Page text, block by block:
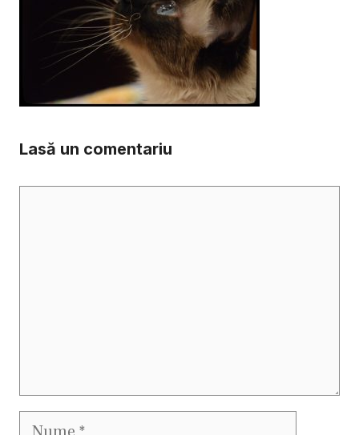
Lasă un comentariu
Nume